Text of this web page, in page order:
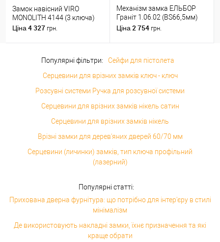
Замок навісний VIRO
MONOLITH 4144 (3 ключа)
Ціна 4 327 грн.
Механізм замка ЕЛЬБОР
Граніт 1.06.02 (BS66,5мм)
(н)
Ціна 2 754 грн.
Популярні фільтри:
Сейфи для пістолета
Серцевини для врізних замків ключ - ключ
Розсувні системи Ручка для розсувної системи
Серцевини для врізних замків нікель сатин
Серцевини для врізних замків нікель
Врізні замки для дерев'яних дверей 60/70 мм
Серцевини (личинки) замків, тип ключа профільний
(лазерний)
Популярні статті:
Прихована дверна фурнітура: що потрібно для інтер'єру в стилі
мінімалізм
Де використовують накладні замки, їхнє призначення та які
краще обрати